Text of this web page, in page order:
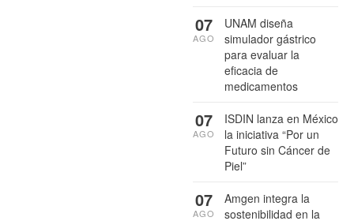
UNAM diseña
simulador gástrico
para evaluar la
eficacia de
medicamentos
07
AGO
ISDIN lanza en México
la iniciativa “Por un
Futuro sin Cáncer de
Piel”
07
AGO
Amgen integra la
sostenibilidad en la
07
AGO